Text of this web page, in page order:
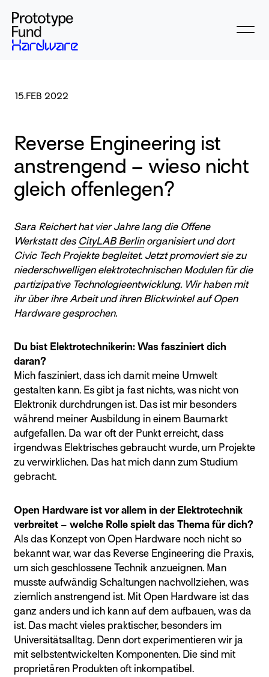
15.FEB 2022
Reverse Engineering ist
anstrengend – wieso nicht
gleich offenlegen?
Sara Reichert hat vier Jahre lang die Offene
Werkstatt des CityLAB Berlinorganisiert und dort
Civic Tech Projekte begleitet. Jetzt promoviert sie zu
niederschwelligen elektrotechnischen Modulen für die
partizipative Technologieentwicklung. Wir haben mit
ihr über ihre Arbeit und ihren Blickwinkel auf Open
Hardware gesprochen.
Du bist Elektrotechnikerin: Was fasziniert dich
daran?
Mich fasziniert, dass ich damit meine Umwelt
gestalten kann. Es gibt ja fast nichts, was nicht von
Elektronik durchdrungen ist. Das ist mir besonders
während meiner Ausbildung in einem Baumarkt
aufgefallen. Da war oft der Punkt erreicht, dass
irgendwas Elektrisches gebraucht wurde, um Projekte
zu verwirklichen. Das hat mich dann zum Studium
gebracht.
Open Hardware ist vor allem in der Elektrotechnik
verbreitet – welche Rolle spielt das Thema für dich?
Als das Konzept von Open Hardware noch nicht so
bekannt war, war das Reverse Engineering die Praxis,
um sich geschlossene Technik anzueignen. Man
musste aufwändig Schaltungen nachvollziehen, was
ziemlich anstrengend ist. Mit Open Hardware ist das
ganz anders und ich kann auf dem aufbauen, was da
ist. Das macht vieles praktischer, besonders im
Universitätsalltag. Denn dort experimentieren wir ja
mit selbstentwickelten Komponenten. Die sind mit
proprietären Produkten oft inkompatibel.